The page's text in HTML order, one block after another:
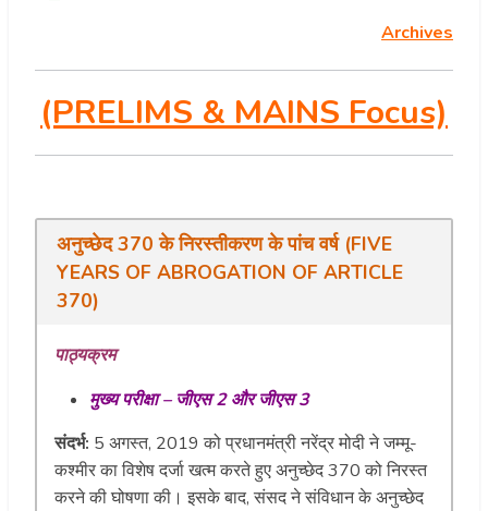
Archives
(PRELIMS & MAINS Focus)
अनुच्छेद370के निरस्तीकरण के पांच वर्ष(FIVE
YEARS OF ABROGATION OF ARTICLE
370)
पाठ्यक्रम
मुख्य परीक्षा–जीएस2और जीएस3
संदर्भ: 5 अगस्त, 2019 को प्रधानमंत्री नरेंद्र मोदी ने जम्मू-
कश्मीर का विशेष दर्जा खत्म करते हुए अनुच्छेद 370 को निरस्त
करने की घोषणा की। इसके बाद, संसद ने संविधान के अनुच्छेद